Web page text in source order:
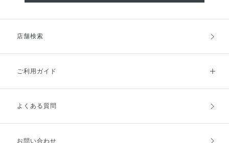
店舗検索
ご利用ガイド
ご利用ガイドトップ
お支払方法
よくある質問
お問い合わせ